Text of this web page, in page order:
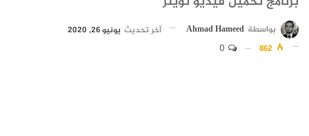
بواسطة Ahmad Hameed آخر تحديث يونيو 26, 2020